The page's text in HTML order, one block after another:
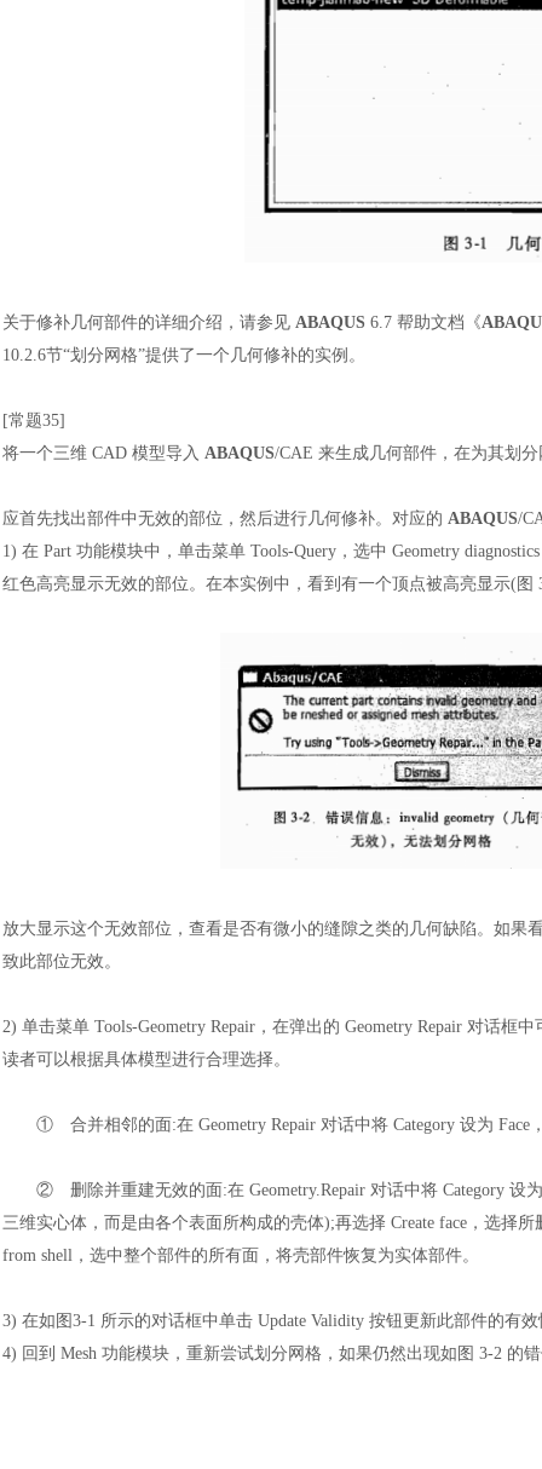
关于修补几何部件的详细介绍，请参见 ABAQUS 6.7 帮助文档《
10.2.6节“划分网格”提供了一个几何修补的实例。
[常题35]
将一个三维 CAD 模型导入 ABAQUS/CAE 来生成几何部件，在为其划
应首先找出部件中无效的部位，然后进行几何修补。对应的 ABAQUS/
1) 在 Part 功能模块中，单击菜单 Tools-Query，选中 Geometry
红色高亮显示无效的部位。在本实例中，看到有一个顶点被高亮显示(图
放大显示这个无效部位，查看是否有微小的缝隙之类的几何缺陷。如
致此部位无效。
2) 单击菜单 Tools-Geometry Repair，在弹出的 Geometry Repair 对话
读者可以根据具体模型进行合理选择。
① 合并相邻的面:在 Geometry Repair 对话中将 Category 设为
② 删除并重建无效的面:在 Geometry.Repair 对话中将 Category
三维实心体，而是由各个表面所构成的壳体);再选择 Create face，选择
from shell，选中整个部件的所有面，将壳部件恢复为实体部件。
3) 在如图 3-1 所示的对话框中单击 Update Validity 按钮更新此部件的有
4) 回到 Mesh 功能模块，重新尝试划分网格，如果仍然出现如图 3-2 的